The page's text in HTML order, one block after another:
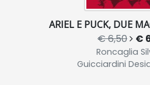
ARIEL E PUCK, DUE
€ 6,50 €
Roncaglia
Guicciardini